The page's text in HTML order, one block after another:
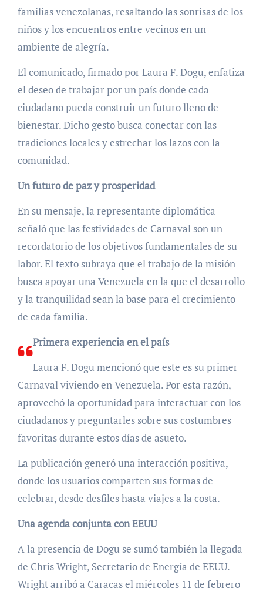
familias venezolanas, resaltando las sonrisas de los
niños y los encuentros entre vecinos en un
ambiente de alegría.
El comunicado, firmado por Laura F. Dogu, enfatiza
el deseo de trabajar por un país donde cada
ciudadano pueda construir un futuro lleno de
bienestar. Dicho gesto busca conectar con las
tradiciones locales y estrechar los lazos con la
comunidad.
Un futuro de paz y prosperidad
En su mensaje, la representante diplomática
señaló que las festividades de Carnaval son un
recordatorio de los objetivos fundamentales de su
labor. El texto subraya que el trabajo de la misión
busca apoyar una Venezuela en la que el desarrollo
y la tranquilidad sean la base para el crecimiento
de cada familia.
Primera experiencia en el país
Laura F. Dogu mencionó que este es su primer
Carnaval viviendo en Venezuela. Por esta razón,
aprovechó la oportunidad para interactuar con los
ciudadanos y preguntarles sobre sus costumbres
favoritas durante estos días de asueto.
La publicación generó una interacción positiva,
donde los usuarios comparten sus formas de
celebrar, desde desfiles hasta viajes a la costa.
Una agenda conjunta con EEUU
A la presencia de Dogu se sumó también la llegada
de Chris Wright, Secretario de Energía de EEUU.
Wright arribó a Caracas el miércoles 11 de febrero